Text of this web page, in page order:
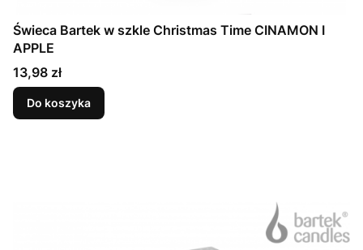
Świeca Bartek w szkle Christmas Time CINAMON I
APPLE
Cena
13,98 zł
Do koszyka